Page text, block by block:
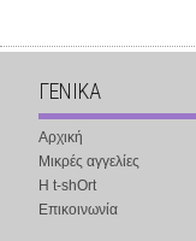
ΓΕΝΙΚΑ
Αρχική
Μικρές αγγελίες
Η t-shOrt
Επικοινωνία